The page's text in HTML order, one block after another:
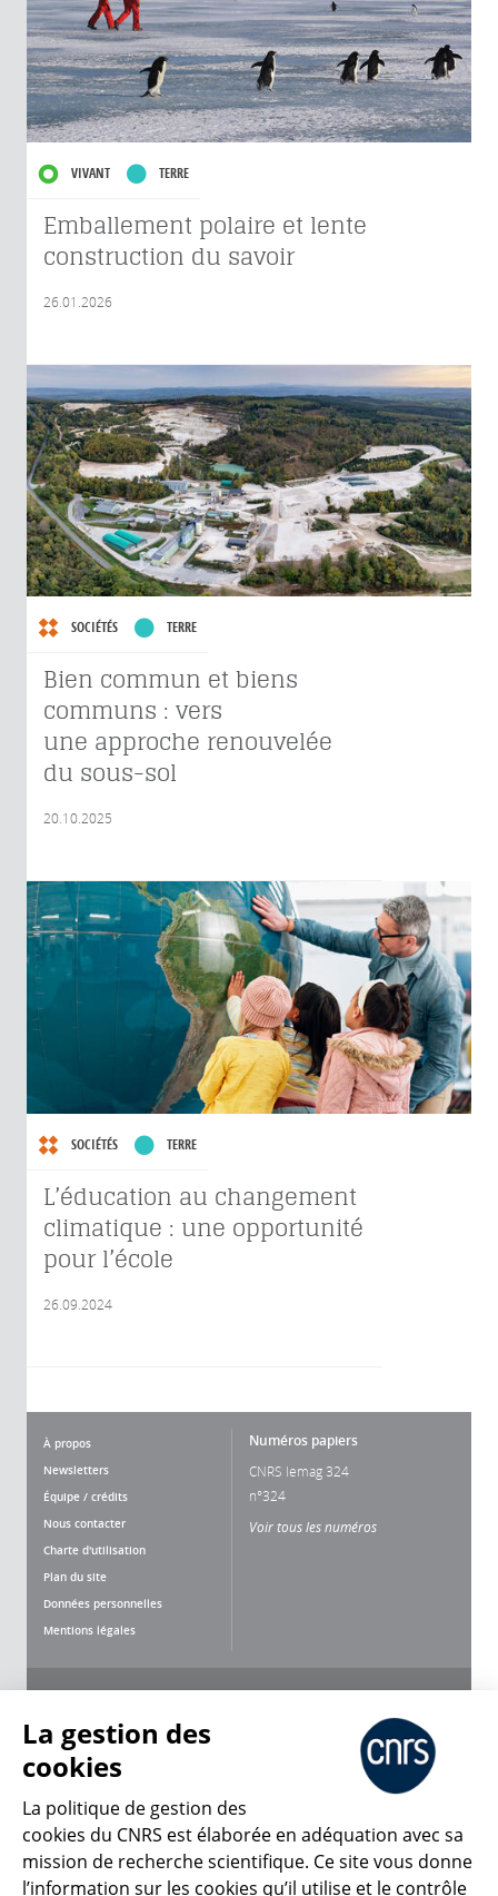
VIVANT TERRE
Emballement polaire et lente
construction du savoir
26.01.2026
SOCIÉTÉS TERRE
Bien commun et biens
communs : vers
une approche renouvelée
du sous-sol
20.10.2025
SOCIÉTÉS TERRE
L’éducation au changement
climatique : une opportunité
pour l’école
26.09.2024
À propos
Newsletters
Équipe / crédits
Nous contacter
Charte d'utilisation
Plan du site
Données personnelles
Mentions légales
Numéros papiers
CNRS lemag 324
n°324
Voir tous les numéros
CNRS Le Mag
La gestion des
cookies
La politique de gestion des
cookies du CNRS est élaborée en adéquation avec sa
mission de recherche scientifique. Ce site vous donne
l’information sur les cookies qu’il utilise et le contrôle